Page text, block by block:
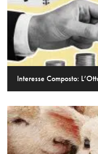
Interesse Composto: